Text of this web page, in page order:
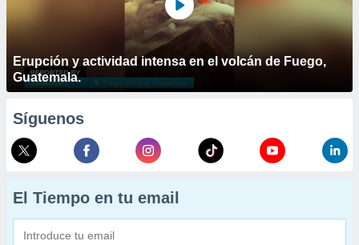
Erupción y actividad intensa en el volcán de Fuego,
Guatemala.
Síguenos
El Tiempo en tu email